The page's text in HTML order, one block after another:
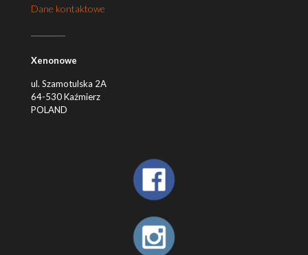
Dane kontaktowe
Xenonowe
ul. Szamotulska 2A
64-530 Kaźmierz
POLAND